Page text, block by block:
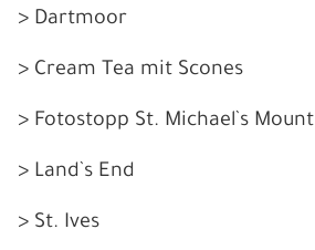
> Dartmoor
> Cream Tea mit Scones
> Fotostopp St. Michael`s Mount
> Land`s End
> St. Ives